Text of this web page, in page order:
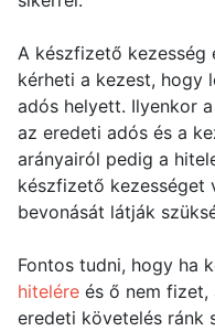
A készfizető kezesség
kérheti a kezest, hogy
adós helyett. Ilyenkor
az eredeti adós és a
arányairól pedig a
készfizető kezességet
bevonását látják
Fontos tudni, hogy ha
hitelére és ő nem fizet,
eredeti követelés ránk